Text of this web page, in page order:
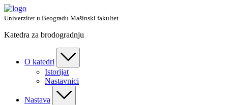
Skip
to
Univerzitet u Beogradu Mašinski fakultet
Katedra za brodogradnju
O katedri
Istorijat
Nastavnici
Nastava